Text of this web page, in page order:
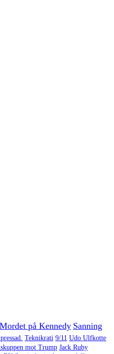
Mordet på Kennedy Sanning
Teknikrati 9/11 Udo Ulfkotte
mot Trump Jack Ruby